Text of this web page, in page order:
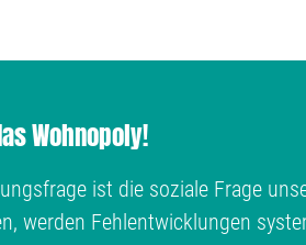
Wohnopoly!
ist die soziale Frage
werden Fehlentwicklungen